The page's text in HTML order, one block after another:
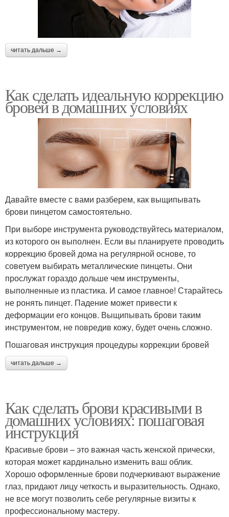
читать дальше →
Как сделать идеальную коррекцию
бровей в домашних условиях
Давайте вместе с вами разберем, как выщипывать
брови пинцетом самостоятельно.
При выборе инструмента руководствуйтесь материалом,
из которого он выполнен. Если вы планируете проводить
коррекцию бровей дома на регулярной основе, то
советуем выбирать металлические пинцеты. Они
прослужат гораздо дольше чем инструменты,
выполненные из пластика. И самое главное! Старайтесь
не ронять пинцет. Падение может привести к
деформации его концов. Выщипывать брови таким
инструментом, не повредив кожу, будет очень сложно.
Пошаговая инструкция процедуры коррекции бровей
читать дальше →
Как сделать брови красивыми в
домашних условиях: пошаговая
инструкция
Красивые брови – это важная часть женской прически,
которая может кардинально изменить ваш облик.
Хорошо оформленные брови подчеркивают выражение
глаз, придают лицу четкость и выразительность. Однако,
не все могут позволить себе регулярные визиты к
профессиональному мастеру.